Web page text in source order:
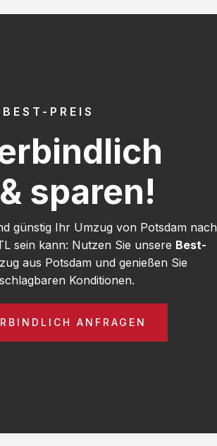
PREIS
sparen!
günstig Ihr Umzug von Potsdam nach
sein kann: Nutzen Sie unsere Best-
aus Potsdam und genießen Sie
Konditionen.
ANFRAGEN